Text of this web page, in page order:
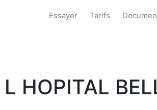
Essayer Tarifs
HOPITAL